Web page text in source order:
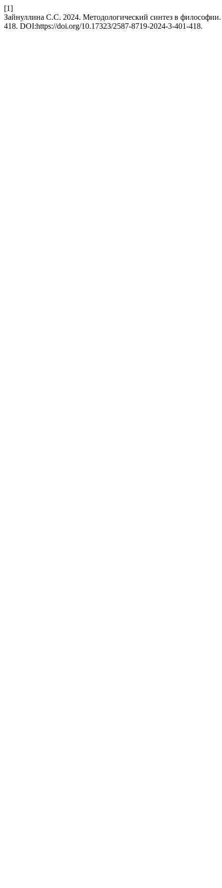
[1]
Зайнуллина С.С. 2024. Методологический синтез в
418. DOI:https://doi.org/10.17323/2587-8719-2024-3-401-418.